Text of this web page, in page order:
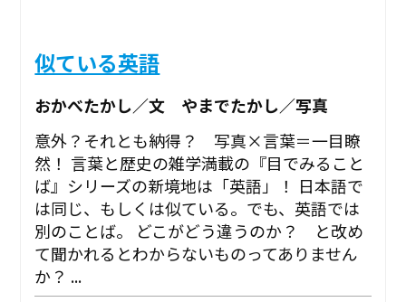
似ている英語
おかべたかし／文 やまでたかし／写真
意外？それとも納得？ 写真×言葉＝一目瞭
然！ 言葉と歴史の雑学満載の『目でみること
ば』シリーズの新境地は「英語」！ 日本語で
は同じ、もしくは似ている。でも、英語では
別のことば。 どこがどう違うのか？ と改め
て聞かれるとわからないものってありません
か？ ...